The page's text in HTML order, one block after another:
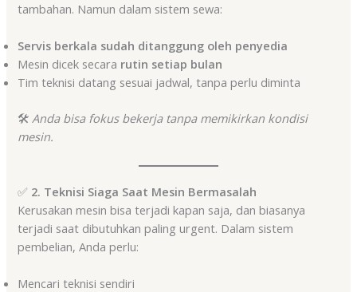
tambahan. Namun dalam sistem sewa:
Servis berkala sudah ditanggung oleh penyedia
Mesin dicek secara rutin setiap bulan
Tim teknisi datang sesuai jadwal, tanpa perlu diminta
🛠️Anda bisa fokus bekerja tanpa memikirkan kondisi
mesin.
✅ 2. Teknisi Siaga Saat Mesin Bermasalah
Kerusakan mesin bisa terjadi kapan saja, dan biasanya
terjadi saat dibutuhkan paling urgent. Dalam sistem
pembelian, Anda perlu:
Mencari teknisi sendiri